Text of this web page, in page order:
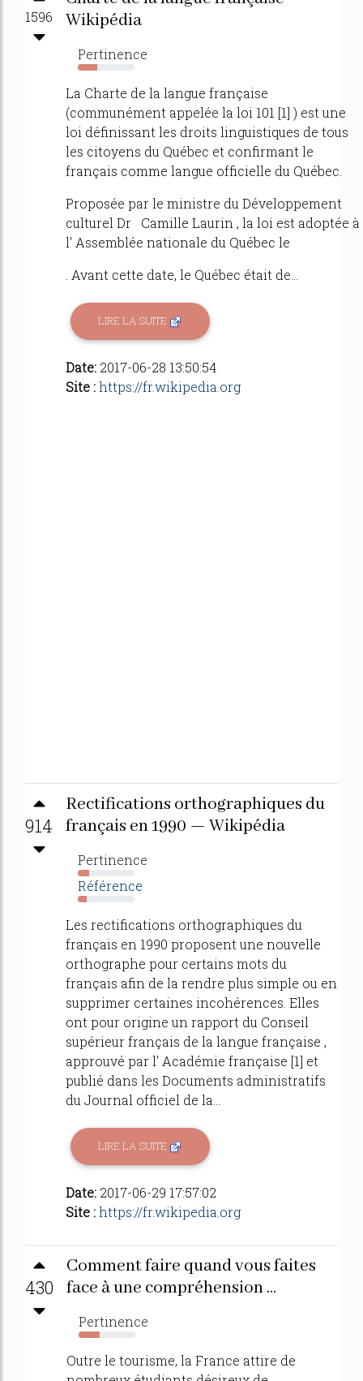
1596
Wikipédia
Pertinence
34%
La Charte de la langue française
(communément appelée la loi 101 [1] ) est une
loi définissant les droits linguistiques de tous
les citoyens du Québec et confirmant le
français comme langue officielle du Québec.
Proposée par le ministre du Développement
culturel Dr Camille Laurin , la loi est adoptée à
l' Assemblée nationale du Québec le
. Avant cette date, le Québec était de...
LIRE LA SUITE
Date: 2017-06-28 13:50:54
Site :https://fr.wikipedia.org
914
Rectifications orthographiques du
français en 1990 — Wikipédia
Pertinence
20%
Référence
16%
Les rectifications orthographiques du
français en 1990 proposent une nouvelle
orthographe pour certains mots du
français afin de la rendre plus simple ou en
supprimer certaines incohérences. Elles
ont pour origine un rapport du Conseil
supérieur français de la langue française ,
approuvé par l' Académie française [1] et
publié dans les Documents administratifs
du Journal officiel de la...
LIRE LA SUITE
Date: 2017-06-29 17:57:02
Site :https://fr.wikipedia.org
430
Comment faire quand vous faites
face à une compréhension ...
Pertinence
37%
Outre le tourisme, la France attire de